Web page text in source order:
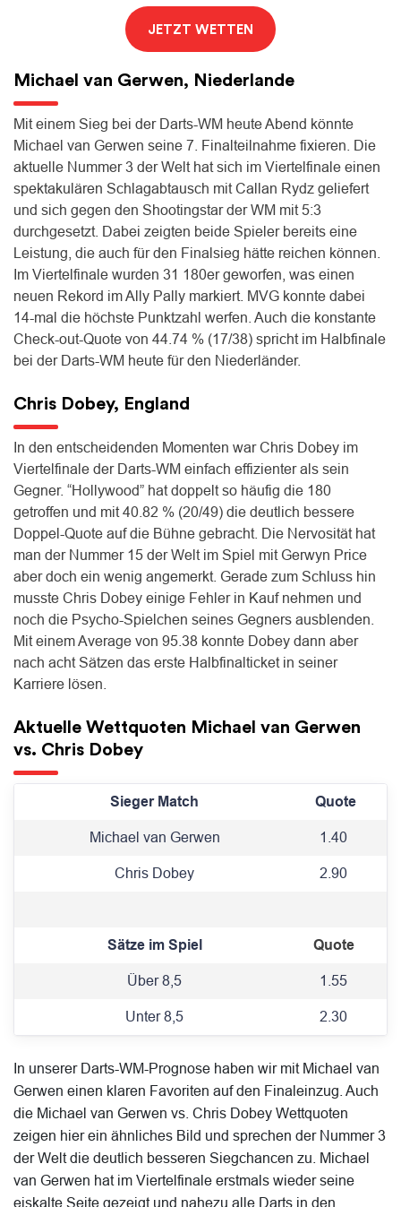
JETZT WETTEN
Michael van Gerwen, Niederlande
Mit einem Sieg bei der Darts-WM heute Abend könnte
Michael van Gerwen seine 7. Finalteilnahme fixieren. Die
aktuelle Nummer 3 der Welt hat sich im Viertelfinale einen
spektakulären Schlagabtausch mit Callan Rydz geliefert
und sich gegen den Shootingstar der WM mit 5:3
durchgesetzt. Dabei zeigten beide Spieler bereits eine
Leistung, die auch für den Finalsieg hätte reichen können.
Im Viertelfinale wurden 31 180er geworfen, was einen
neuen Rekord im Ally Pally markiert. MVG konnte dabei
14-mal die höchste Punktzahl werfen. Auch die konstante
Check-out-Quote von 44.74 % (17/38) spricht im Halbfinale
bei der Darts-WM heute für den Niederländer.
Chris Dobey, England
In den entscheidenden Momenten war Chris Dobey im
Viertelfinale der Darts-WM einfach effizienter als sein
Gegner. “Hollywood” hat doppelt so häufig die 180
getroffen und mit 40.82 % (20/49) die deutlich bessere
Doppel-Quote auf die Bühne gebracht. Die Nervosität hat
man der Nummer 15 der Welt im Spiel mit Gerwyn Price
aber doch ein wenig angemerkt. Gerade zum Schluss hin
musste Chris Dobey einige Fehler in Kauf nehmen und
noch die Psycho-Spielchen seines Gegners ausblenden.
Mit einem Average von 95.38 konnte Dobey dann aber
nach acht Sätzen das erste Halbfinalticket in seiner
Karriere lösen.
Aktuelle Wettquoten Michael van Gerwen
vs. Chris Dobey
Sieger Match Quote
Michael van Gerwen 1.40
Chris Dobey 2.90
Sätze im Spiel Quote
Über 8,5 1.55
Unter 8,5 2.30
In unserer Darts-WM-Prognose haben wir mit Michael van
Gerwen einen klaren Favoriten auf den Finaleinzug. Auch
die Michael van Gerwen vs. Chris Dobey Wettquoten
zeigen hier ein ähnliches Bild und sprechen der Nummer 3
der Welt die deutlich besseren Siegchancen zu. Michael
van Gerwen hat im Viertelfinale erstmals wieder seine
eiskalte Seite gezeigt und nahezu alle Darts in den